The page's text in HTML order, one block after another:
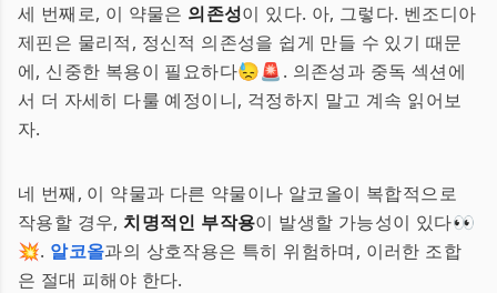
세 번째로, 이 약물은 의존성이 있다. 아, 그렇다. 벤조디아
제핀은 물리적, 정신적 의존성을 쉽게 만들 수 있기 때문
에, 신중한 복용이 필요하다😓🚨. 의존성과 중독 섹션에
서 더 자세히 다룰 예정이니, 걱정하지 말고 계속 읽어보
자.
네 번째, 이 약물과 다른 약물이나 알코올이 복합적으로
작용할 경우,치명적인 부작용이 발생할 가능성이 있다👀
💥. 알코올과의 상호작용은 특히 위험하며, 이러한 조합
은 절대 피해야 한다.